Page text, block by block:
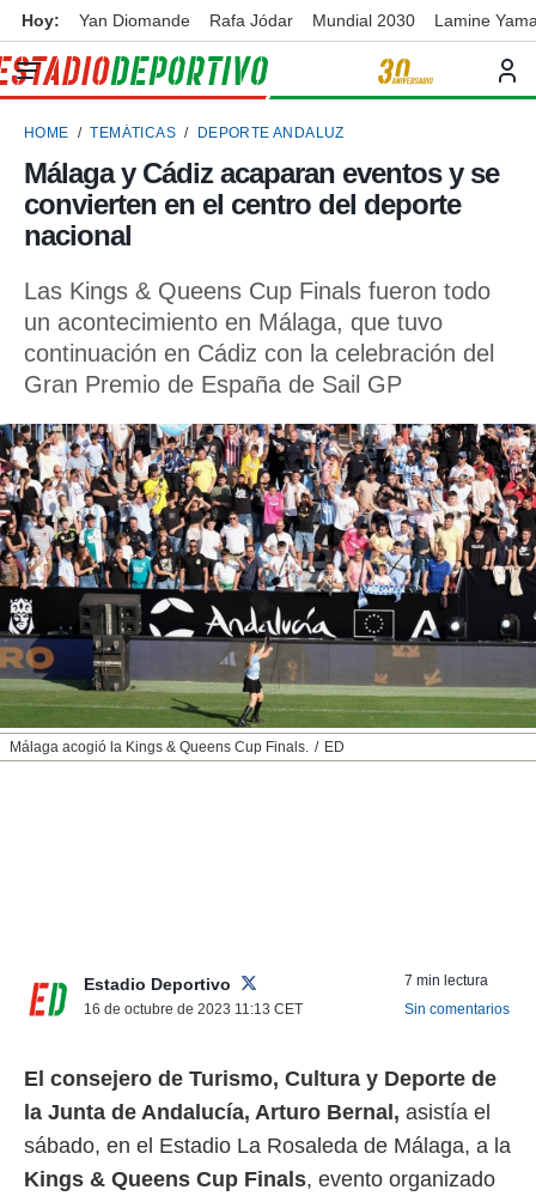
de
por
para
la
que se
calidad.
las
y
forma
digital
basada
permite
seguir
contenido
coste.
botón
a la
perfil
en
más
nuestra
ACEPTAR
Y
CONTINUAR
CONFIGURAR
RECHAZAR
Hoy: Yan Diomande Rafa Jódar Mundial 2030 Lamine
HOME TEMÁTICAS DEPORTE ANDALUZ
Málaga y Cádiz acaparan eventos y se
convierten en el centro del deporte
nacional
Las Kings & Queens Cup Finals fueron todo
un acontecimiento en Málaga, que tuvo
continuación en Cádiz con la celebración del
Gran Premio de España de Sail GP
Málaga acogió la Kings & Queens Cup Finals. ED
Estadio Deportivo
16 de octubre de 2023 11:13 CET
7 min lectura
Sin comentarios
El consejero de Turismo, Cultura y Deporte de
la Junta de Andalucía, Arturo Bernal, asistía el
sábado, en el Estadio La Rosaleda de Málaga, a la
Kings & Queens Cup Finals, evento organizado